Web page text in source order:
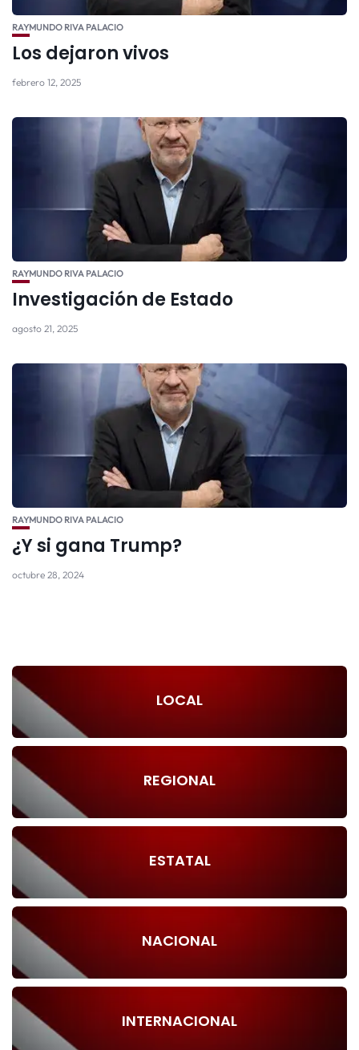
RAYMUNDO RIVA PALACIO
Los dejaron vivos
febrero 12, 2025
RAYMUNDO RIVA PALACIO
Investigación de Estado
agosto 21, 2025
RAYMUNDO RIVA PALACIO
¿Y si gana Trump?
octubre 28, 2024
LOCAL
REGIONAL
ESTATAL
NACIONAL
INTERNACIONAL